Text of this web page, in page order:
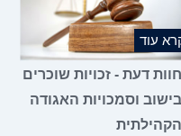
דעת - זכויות שוכרים
וסמכויות האגודה